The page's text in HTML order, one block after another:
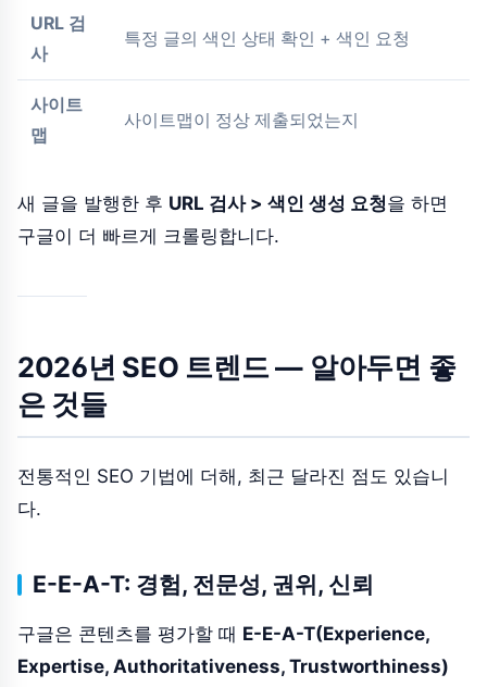
URL 검
사
특정 글의 색인 상태 확인 + 색인 요청
사이트
맵
사이트맵이 정상 제출되었는지
새 글을 발행한 후 URL 검사 > 색인 생성 요청을 하면
구글이 더 빠르게 크롤링합니다.
2026년 SEO 트렌드 — 알아두면 좋
은 것들
전통적인 SEO 기법에 더해, 최근 달라진 점도 있습니
다.
E-E-A-T: 경험, 전문성, 권위, 신뢰
구글은 콘텐츠를 평가할 때 E-E-A-T(Experience,
Expertise, Authoritativeness, Trustworthiness)